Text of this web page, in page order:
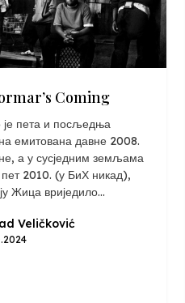
Coming
је пета и посљедња
емитована давне 2008.
а у сусједним земљама
пет 2010. (у БиХ никад),
Жица вриједило...
Veličković